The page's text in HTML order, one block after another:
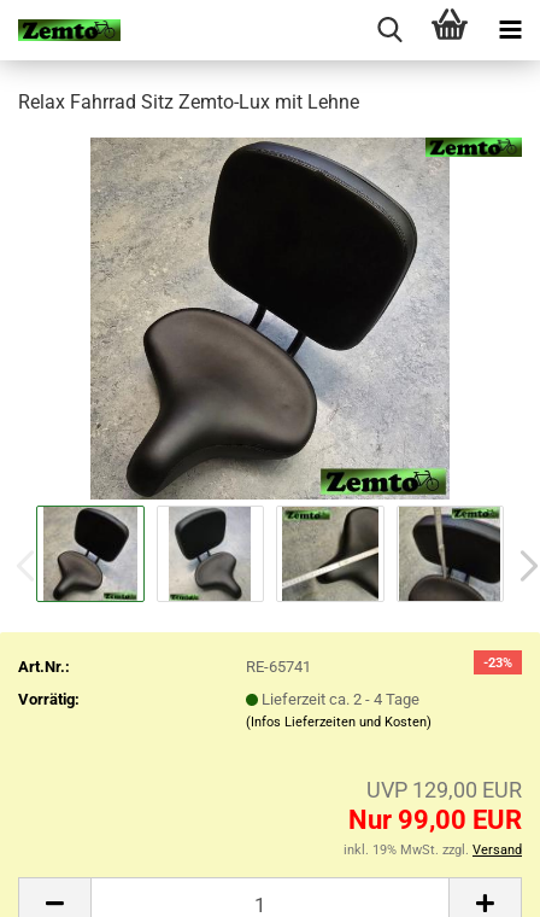
Relax Fahrrad Sitz Zemto-Lux mit Lehne
-23%
Art.Nr.:
RE-65741
Vorrätig:
Lieferzeit ca. 2 - 4 Tage
(Infos Lieferzeiten und Kosten)
UVP 129,00 EUR
Nur 99,00 EUR
inkl. 19% MwSt. zzgl. Versand